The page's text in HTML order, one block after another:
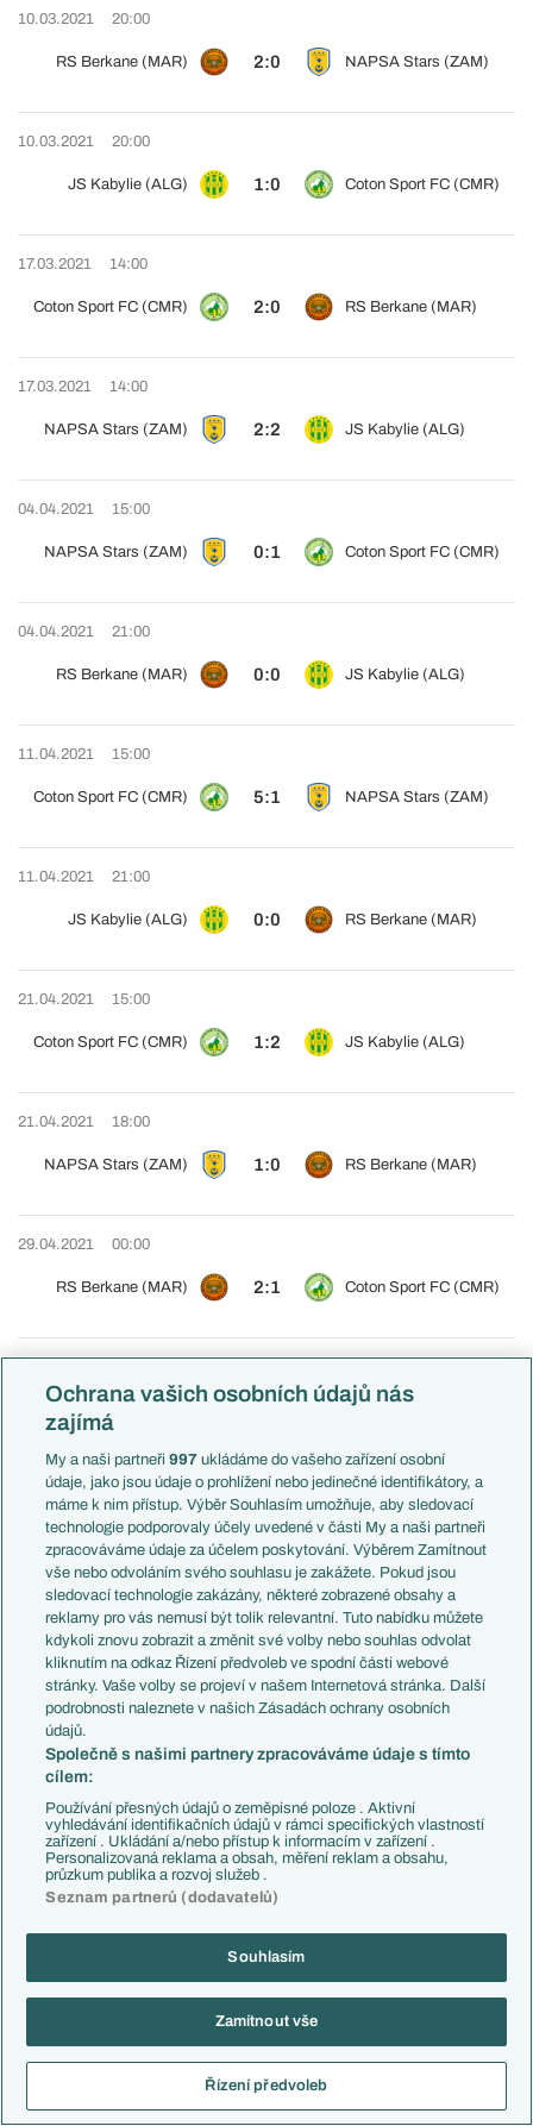
10.03.2021 20:00
RS Berkane (MAR) 2:0 NAPSA Stars (ZAM)
10.03.2021 20:00
JS Kabylie (ALG) 1:0 Coton Sport FC (CMR)
17.03.2021 14:00
Coton Sport FC (CMR) 2:0 RS Berkane (MAR)
17.03.2021 14:00
NAPSA Stars (ZAM) 2:2 JS Kabylie (ALG)
04.04.2021 15:00
NAPSA Stars (ZAM) 0:1 Coton Sport FC (CMR)
04.04.2021 21:00
RS Berkane (MAR) 0:0 JS Kabylie (ALG)
11.04.2021 15:00
Coton Sport FC (CMR) 5:1 NAPSA Stars (ZAM)
11.04.2021 21:00
JS Kabylie (ALG) 0:0 RS Berkane (MAR)
21.04.2021 15:00
Coton Sport FC (CMR) 1:2 JS Kabylie (ALG)
21.04.2021 18:00
NAPSA Stars (ZAM) 1:0 RS Berkane (MAR)
29.04.2021 00:00
RS Berkane (MAR) 2:1 Coton Sport FC (CMR)
JS Kabylie (ALG) NAPSA Stars (ZAM)
Tabulka celkem Tabulka doma Tabulka venku
Tým Z V R P
JS Kabylie (ALG) 6
Coton Sport FC
(CMR)
6 3 0 3
(ZAM)
6 1 1
SKUPINOVÁ FÁZE - SKUPINA C
10.03.2021 14:00
2:0
Ochrana vašich osobních údajů nás
zajímá
My a naši partneři997 ukládáme do vašeho zařízení osobní
údaje, jako jsou údaje o prohlížení nebo jedinečné identifikátory, a
máme k nim přístup. Výběr Souhlasím umožňuje, aby sledovací
technologie podporovaly účely uvedené v části My a naši partneři
zpracováváme údaje za účelem poskytování. Výběrem Zamítnout
vše nebo odvoláním svého souhlasu je zakážete. Pokud jsou
sledovací technologie zakázány, některé zobrazené obsahy a
reklamy pro vás nemusí být tolik relevantní. Tuto nabídku můžete
kdykoli znovu zobrazit a změnit své volby nebo souhlas odvolat
kliknutím na odkaz Řízení předvoleb ve spodní části webové
stránky. Vaše volby se projeví v našem Internetová stránka. Další
podrobnosti naleznete v našich Zásadách ochrany osobních
údajů.
Společně s našimi partnery zpracováváme údaje s tímto
cílem:
Používání přesných údajů o zeměpisné poloze . Aktivní
vyhledávání identifikačních údajů v rámci specifických vlastností
zařízení . Ukládání a/nebo přístup k informacím v zařízení .
Personalizovaná reklama a obsah, měření reklam a obsahu,
průzkum publika a rozvoj služeb .
Seznam partnerů (dodavatelů)
Souhlasím
Zamítnout vše
Řízení předvoleb